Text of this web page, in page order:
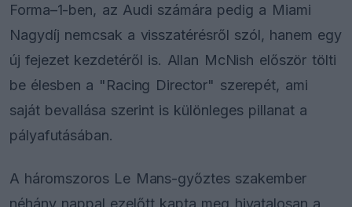
Forma–1-ben, az Audi számára pedig a Miami
Nagydíj nemcsak a visszatérésről szól, hanem egy
új fejezet kezdetéről is. Allan McNish először tölti
be élesben a "Racing Director" szerepét, ami
saját bevallása szerint is különleges pillanat a
pályafutásában.
A háromszoros Le Mans-győztes szakember
néhány nappal ezelőtt kapta meg hivatalosan a